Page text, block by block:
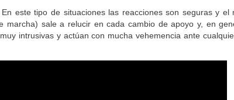
este tipo de situaciones las reacciones son seguras y el
sale a relucir en cada cambio de apoyo y, en
intrusivas y actúan con mucha vehemencia ante